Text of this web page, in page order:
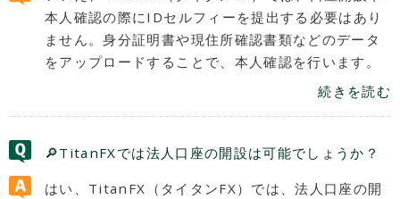
本人確認の際にIDセルフィーを提出する必要はあり
ません。身分証明書や現住所確認書類などのデータ
をアップロードすることで、本人確認を行います。
続きを読む
🔎TitanFXでは法人口座の開設は可能でしょうか？
はい、TitanFX（タイタンFX）では、法人口座の開